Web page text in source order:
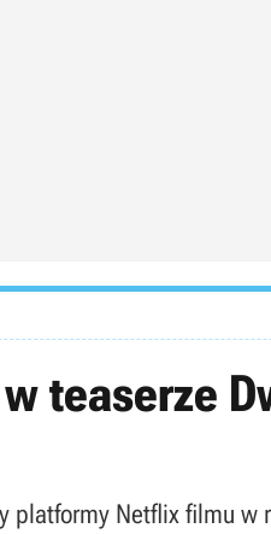
teaserze
platformy Netflix filmu w